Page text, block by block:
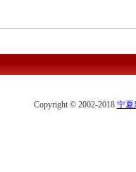
Copyright © 2002-2018 宁夏